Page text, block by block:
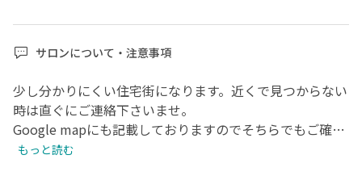
サロンについて・注意事項
少し分かりにくい住宅街になります。近くで見つからない
時は直ぐにご連絡下さいませ。
Google mapにも記載しておりますのでそちらでもご確認
頂ければと思います。
もっと読む